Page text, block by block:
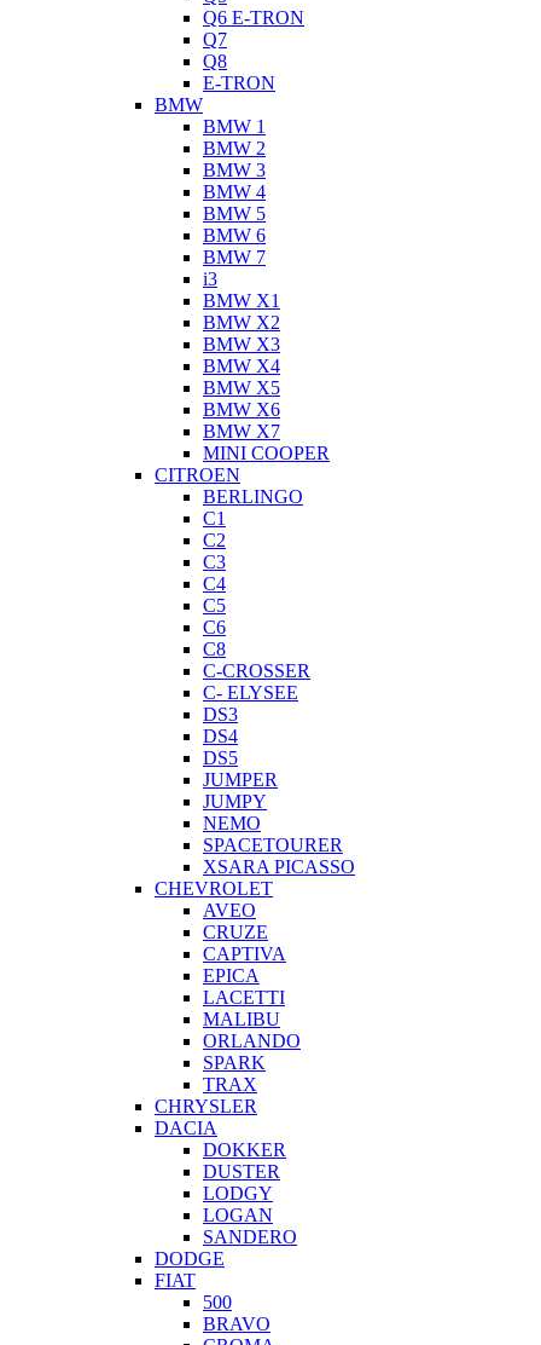
Q6 E-TRON
Q7
Q8
E-TRON
BMW
BMW 1
BMW 2
BMW 3
BMW 4
BMW 5
BMW 6
BMW 7
i3
BMW X1
BMW X2
BMW X3
BMW X4
BMW X5
BMW X6
BMW X7
MINI COOPER
CITROEN
BERLINGO
C1
C2
C3
C4
C5
C6
C8
C-CROSSER
C- ELYSEE
DS3
DS4
DS5
JUMPER
JUMPY
NEMO
SPACETOURER
XSARA PICASSO
CHEVROLET
AVEO
CRUZE
CAPTIVA
EPICA
LACETTI
MALIBU
ORLANDO
SPARK
TRAX
CHRYSLER
DACIA
DOKKER
DUSTER
LODGY
LOGAN
SANDERO
DODGE
FIAT
500
BRAVO